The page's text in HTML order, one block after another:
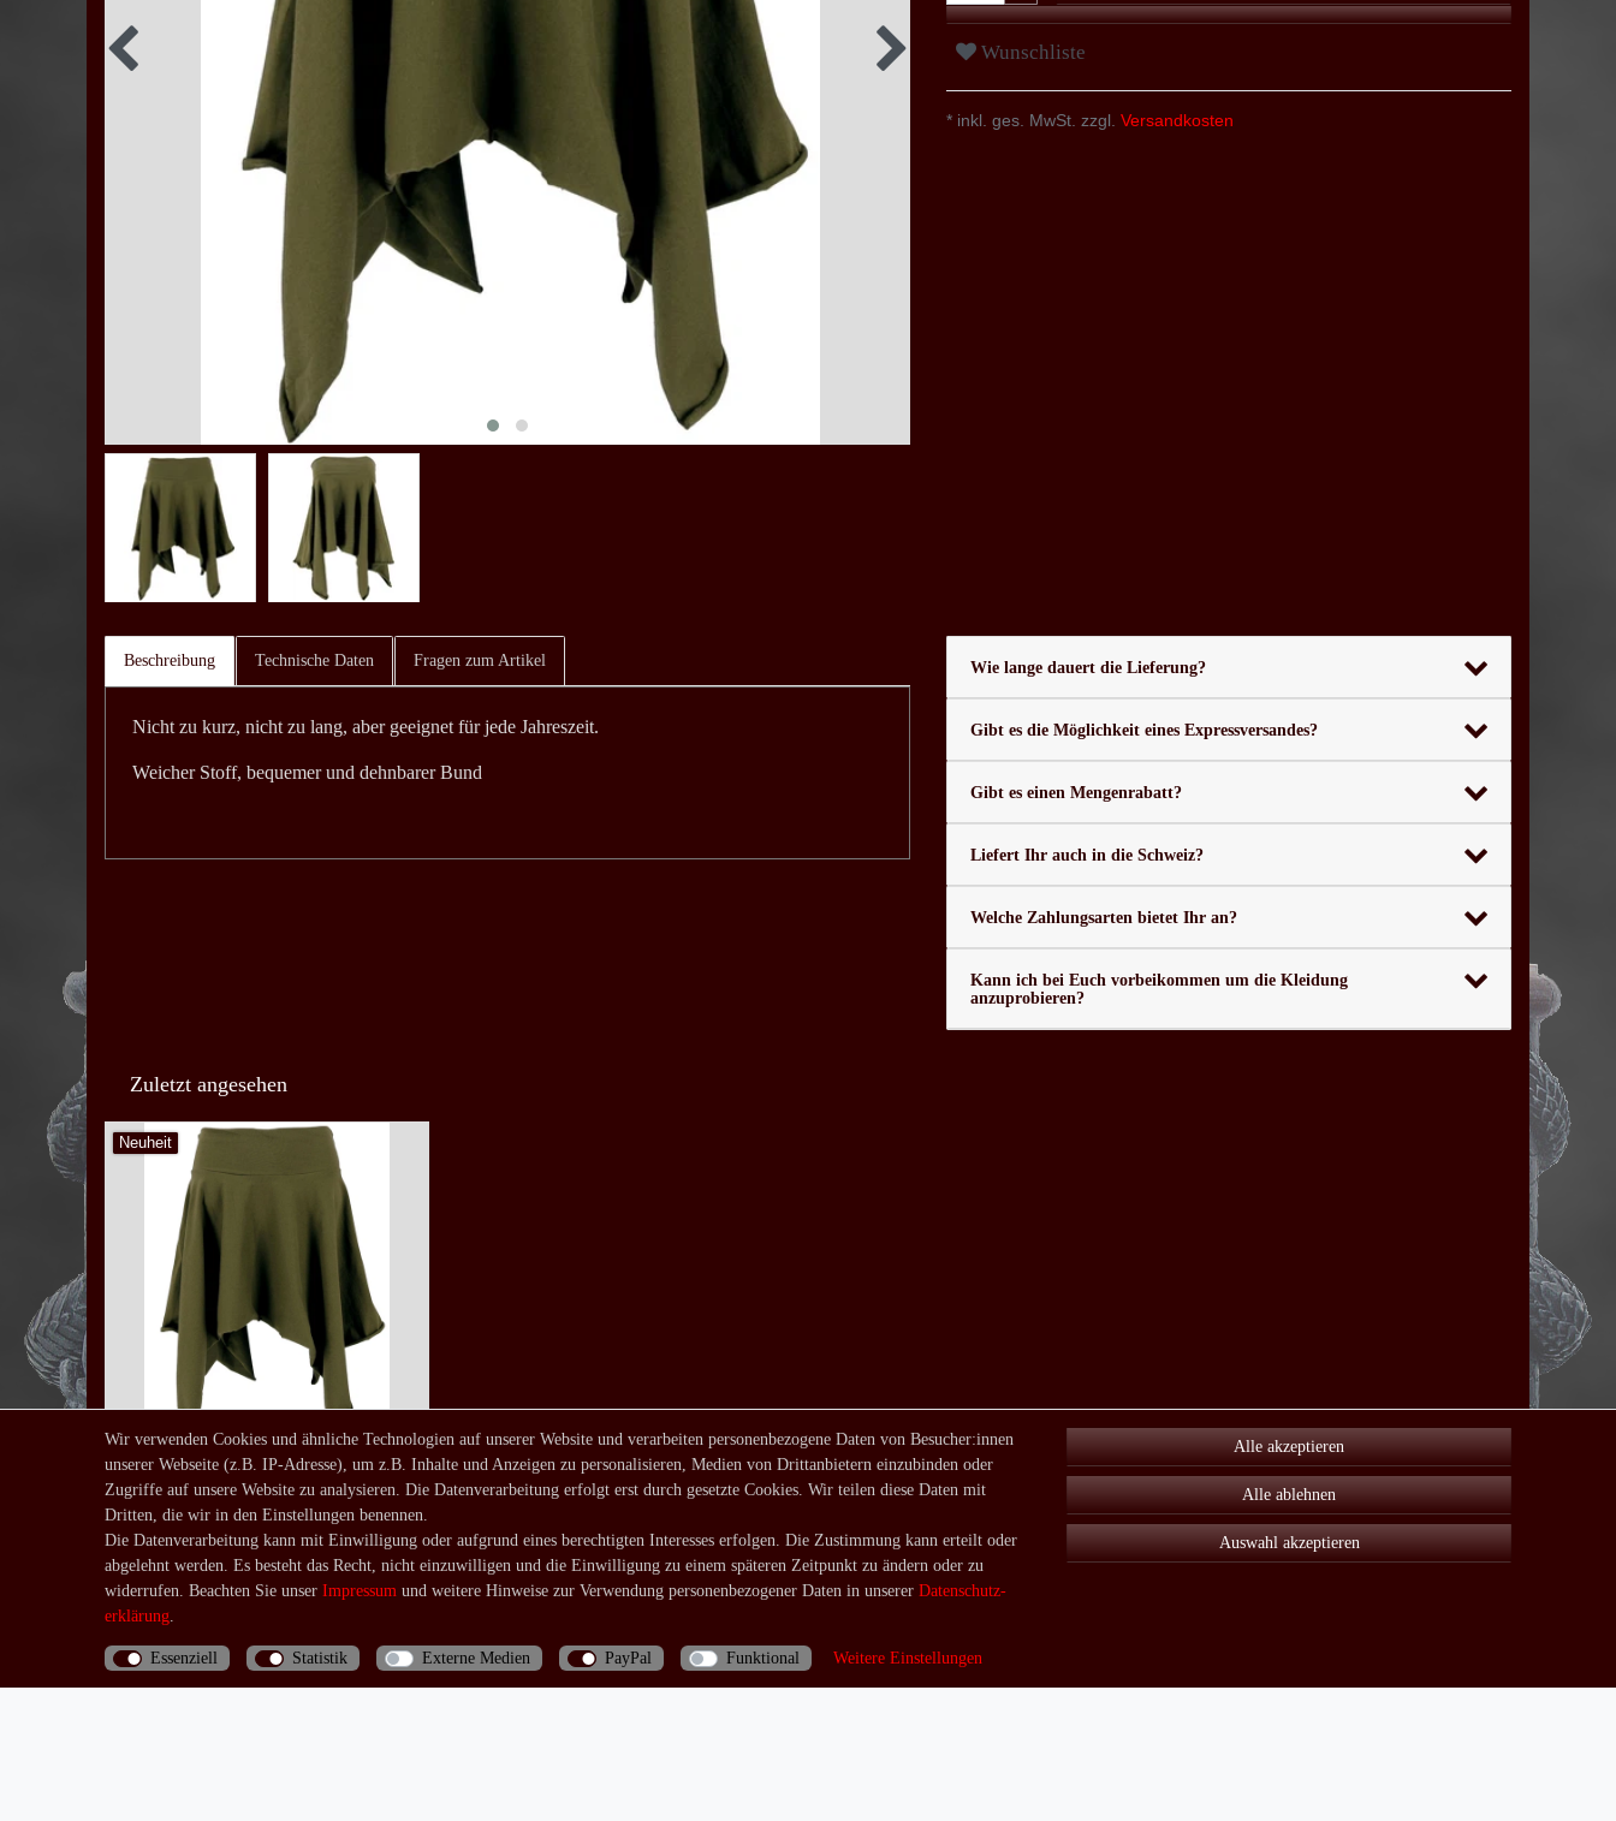
Wunschliste
* inkl. ges. MwSt. zzgl. Versandkosten
Beschreibung Technische Daten Fragen zum Artikel
Nicht zu kurz, nicht zu lang, aber geeignet für jede Jahreszeit.
Weicher Stoff, bequemer und dehnbarer Bund
Wie lange dauert die Lieferung?
Gibt es die Möglichkeit eines Expressversandes?
Gibt es einen Mengenrabatt?
Liefert Ihr auch in die Schweiz?
Welche Zahlungsarten bietet Ihr an?
Kann ich bei Euch vorbeikommen um die Kleidung
anzuprobieren?
Zuletzt angesehen
Neuheit
Zipfelrock Oliv Grün
25,90 € *
*inkl. ges. MwSt.zzgl.
Versandkosten
Wir verwenden Cookies und ähnliche Technologien auf unserer Website und verarbeiten personenbezogene Daten von Besucher:innen
unserer Webseite (z.B. IP-Adresse), um z.B. Inhalte und Anzeigen zu personalisieren, Medien von Drittanbietern einzubinden oder
Zugriffe auf unsere Website zu analysieren. Die Datenverarbeitung erfolgt erst durch gesetzte Cookies. Wir teilen diese Daten mit
Dritten, die wir in den Einstellungen benennen.
Die Datenverarbeitung kann mit Einwilligung oder aufgrund eines berechtigten Interesses erfolgen. Die Zustimmung kann erteilt oder
abgelehnt werden. Es besteht das Recht, nicht einzuwilligen und die Einwilligung zu einem späteren Zeitpunkt zu ändern oder zu
widerrufen. Beachten Sie unser Impressum und weitere Hinweise zur Verwendung personenbezogener Daten in unserer Daten­schutz­
erklärung.
Essenziell Statistik Externe Medien PayPal Funktional Weitere Einstellungen
Alle akzeptieren
Alle ablehnen
Auswahl akzeptieren